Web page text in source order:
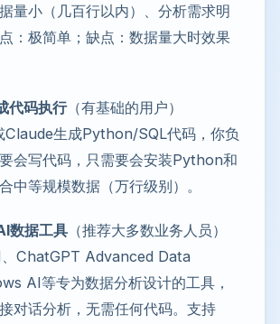
量小（几百行以内）、分析需求明
：极简单；缺点：数据量大时效果
代码执行（有基础的用户）
生成Python/SQL代码，你负
会写代码，只需要会安装Python和
中等规模数据（万行级别）。
数据工具 （推荐大多数业务人员）
ChatGPT Advanced Data
AI等专为数据分析设计的工具，
对话分析，无需任何代码。支持